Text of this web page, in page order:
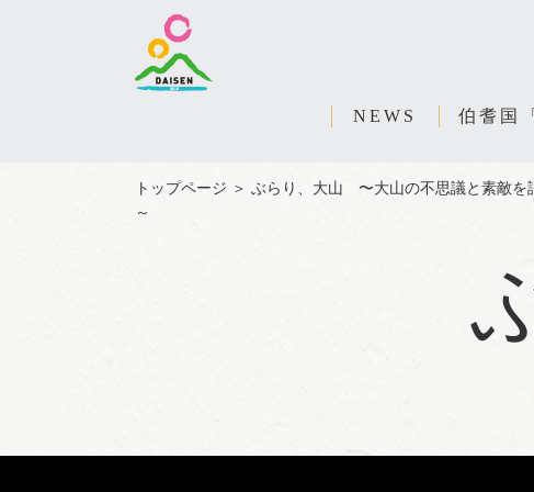
NEWS 伯耆国
トップページ ＞ ぶらり、大山 〜大山の不思議と素敵を
～